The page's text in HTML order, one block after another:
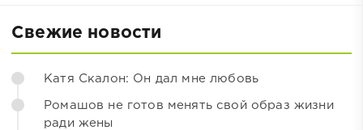
Свежие новости
Катя Скалон: Он дал мне любовь
Ромашов не готов менять свой образ жизни
ради жены